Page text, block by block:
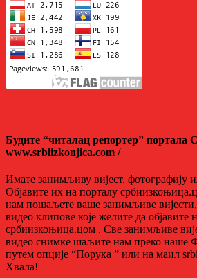
Будите “читалац репортер” портала
www.srbiizkonjica.com /
Имате занимљиву вијест, фотографију
Објавите их на порталу
нам пошаљете ваше занимљиве вијести,
видео клипове које желите да објавите
србиизкоњица.цом . Све занимљиве
видео снимке шаљите нам преко наше
путем опције “Порука ” или на маил
Хвала!